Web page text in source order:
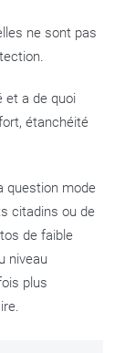
ne sont pas
et a de quoi
étanchéité
question mode
citadins ou de
de faible
niveau
plus